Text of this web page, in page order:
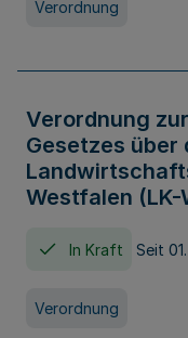
Verordnung
Verordnung
Gesetzes über
Westfalen (LK-
In Kraft Seit
Verordnung